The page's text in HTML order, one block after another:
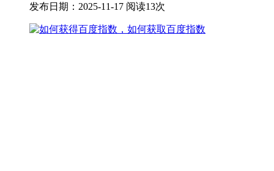
发布日期：2025-11-17 阅读13次